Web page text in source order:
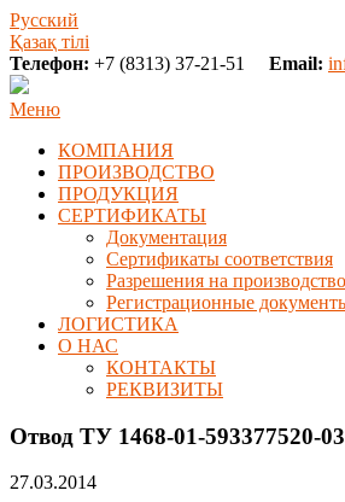
Русский
Қазақ тілі
Телефон: +7 (8313) 37-21-51 Email:
Меню
КОМПАНИЯ
ПРОИЗВОДСТВО
ПРОДУКЦИЯ
СЕРТИФИКАТЫ
Документация
Сертификаты соответствия
Разрешения на производство
Регистрационные
ЛОГИСТИКА
О НАС
КОНТАКТЫ
РЕКВИЗИТЫ
Отвод ТУ 1468-01-593377520-03
27.03.2014